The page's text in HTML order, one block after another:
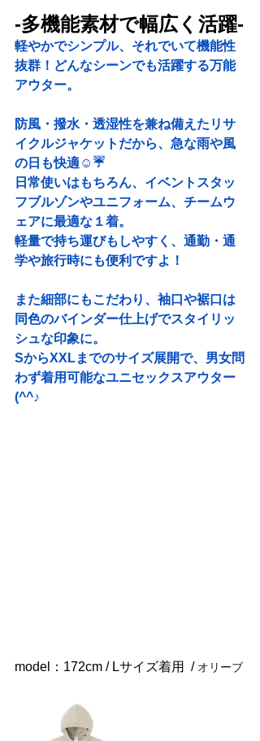
-多機能素材で幅広く活躍-
軽やかでシンプル、それでいて機能性
抜群！どんなシーンでも活躍する万能
アウター。
防風・撥水・透湿性を兼ね備えたリサ
イクルジャケットだから、急な雨や風
の日も快適☺☔
日常使いはもちろん、イベントスタッ
フブルゾンやユニフォーム、チームウ
ェアに最適な１着。
軽量で持ち運びもしやすく、通勤・通
学や旅行時にも便利ですよ！
また細部にもこだわり、袖口や裾口は
同色のバインダー仕上げでスタイリッ
シュな印象に。
SからXXLまでのサイズ展開で、男女問
わず着用可能なユニセックスアウター
(^^♪
model：172cm / Lサイズ着用 / オリーブ